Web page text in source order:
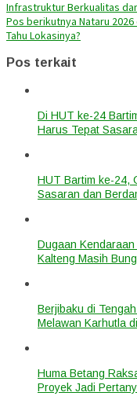
Infrastruktur Berkualitas
Pos berikutnya Nataru
Tahu Lokasinya?
Pos terkait
Di HUT ke-24
Harus Tepat
HUT Bartim ke-24,
Sasaran dan
Dugaan
Kalteng Masih
Berjibaku di
Melawan Karhutla
Huma Betang
Proyek Jadi